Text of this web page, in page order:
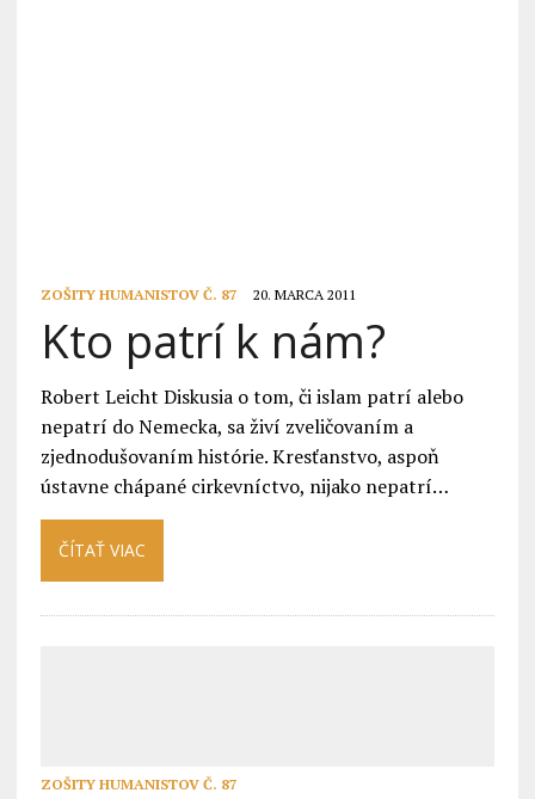
ZOŠITY HUMANISTOV Č. 87 20. MARCA 2011
Kto patrí k nám?
Robert Leicht Diskusia o tom, či islam patrí alebo
nepatrí do Nemecka, sa živí zveličovaním a
zjednodušovaním histórie. Kresťanstvo, aspoň
ústavne chápané cirkevníctvo, nijako nepatrí…
ČÍTAŤ VIAC
ZOŠITY HUMANISTOV Č. 87